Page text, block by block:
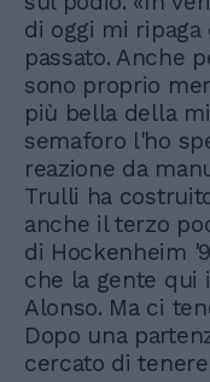
di oggi mi
passato. Anche
sono proprio
più bella della
semaforo l'ho
reazione da
Trulli ha
anche il terzo
di Hockenheim
che la gente qui
Alonso. Ma ci
Dopo una
cercato di